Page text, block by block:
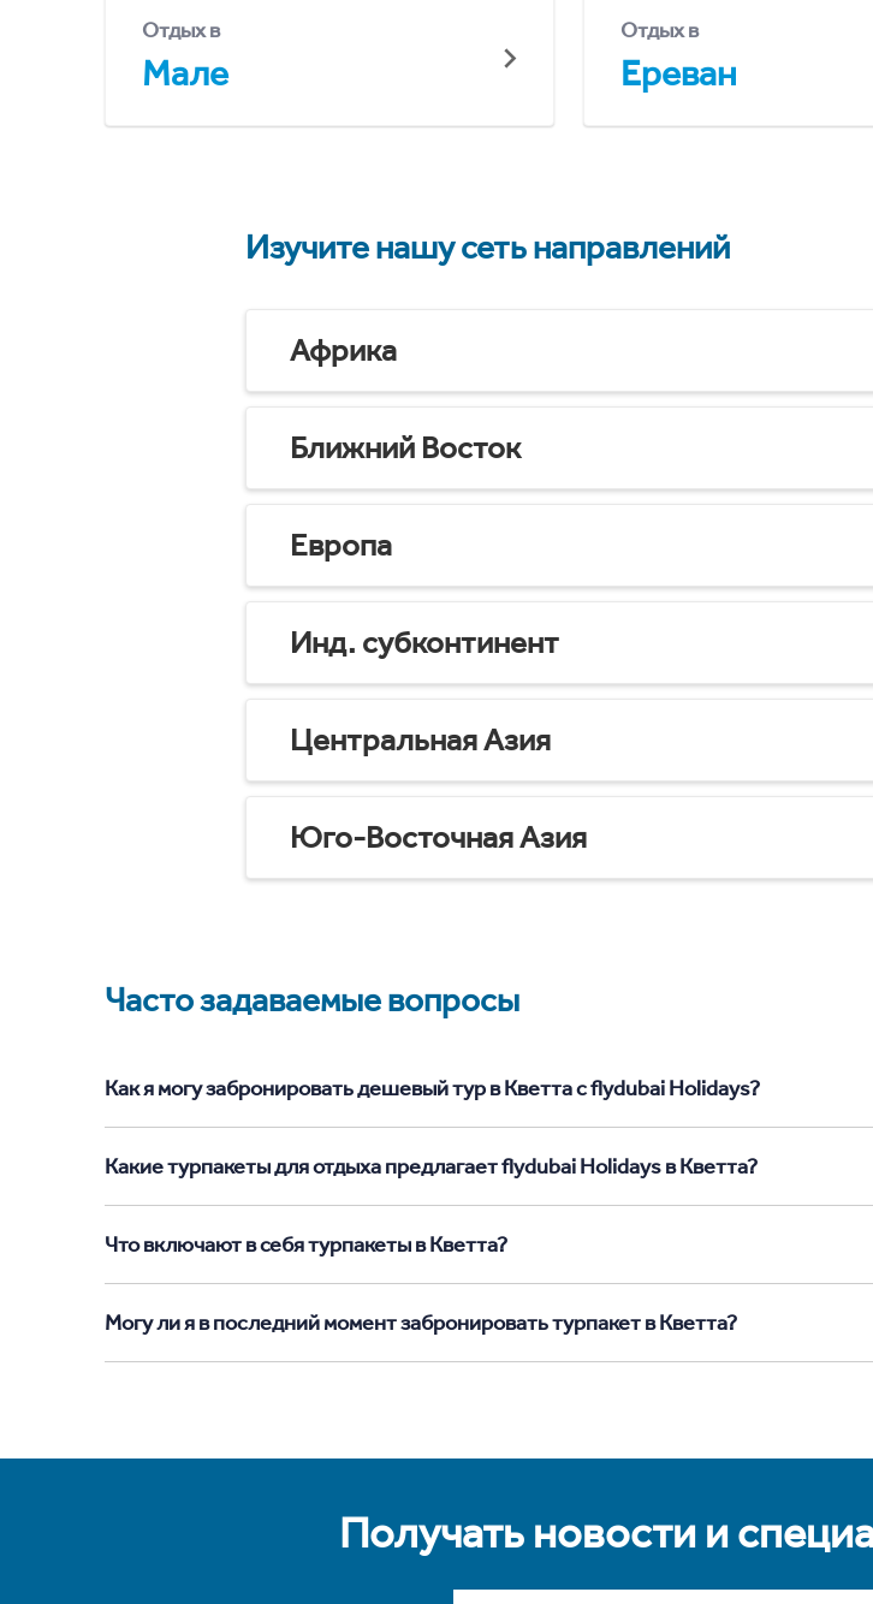
Отдых в
Мале
Отдых в
Ереван
Изучите нашу сеть направлений
Африка
Ближний Восток
Европа
Инд. субконтинент
Центральная Азия
Юго-Восточная Азия
Часто задаваемые вопросы
Как я могу забронировать дешевый тур в Кветта с flydubai Holidays?
Какие турпакеты для отдыха предлагает flydubai Holidays в Кветта?
Что включают в себя турпакеты в Кветта?
Могу ли я в последний момент забронировать турпакет в Кветта?
Получать новости и